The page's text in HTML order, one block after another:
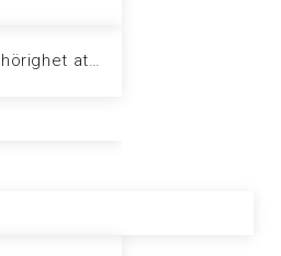
Du har tyvärr inte behörighet att visa denna sida. Vänligen logga in för att ta del av informationen.